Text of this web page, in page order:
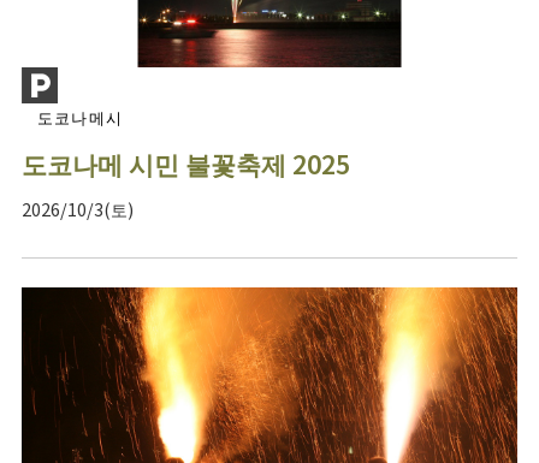
도코나메시
도코나메 시민 불꽃축제 2025
2026/10/3(토)